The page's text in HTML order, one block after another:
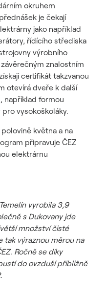
okruhem
je čekají
jako například
řídícího střediska
výrobního
znalostním
certifikát takzvanou
otevírá dveře k další
například formou
vysokoškoláky.
května a na
připravuje ČEZ
elektrárnu
vyrobila 3,9
s Dukovany jde
množství čisté
tak výraznou měrou na
Ročně se díky
do ovzduší přibližně